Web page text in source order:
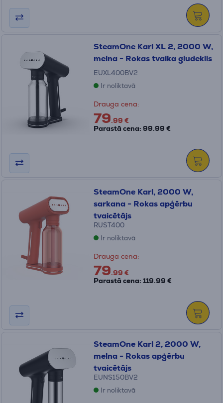
SteamOne Karl XL 2, 2000 W,
melna - Rokas tvaika gludeklis
EUXL400BV2
Ir noliktavā
Drauga cena:
79.99 €
Parastā cena: 99.99 €
SteamOne Karl, 2000 W,
sarkana - Rokas apģērbu
tvaicētājs
RUST400
Ir noliktavā
Drauga cena:
79.99 €
Parastā cena: 119.99 €
SteamOne Karl 2, 2000 W,
melna - Rokas apģērbu
tvaicētājs
EUNS150BV2
Ir noliktavā